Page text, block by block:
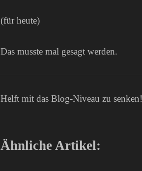
(für heute)
Das musste mal gesagt werden.
Helft mit das Blog-Niveau zu senken!
Ähnliche Artikel: